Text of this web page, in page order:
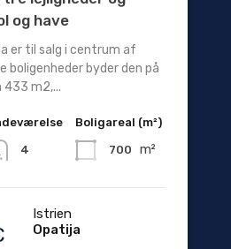
og have
er til salg i centrum af
boligenheder byder den på
433 m2,...
4
Boligareal (m²)
700 m²
Istrien
Opatija